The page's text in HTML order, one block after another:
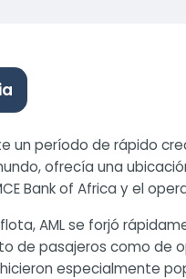
un período de rápido
ofrecía una
Bank of Africa y el
AML se forjó
de pasajeros como de
hicieron especialmente